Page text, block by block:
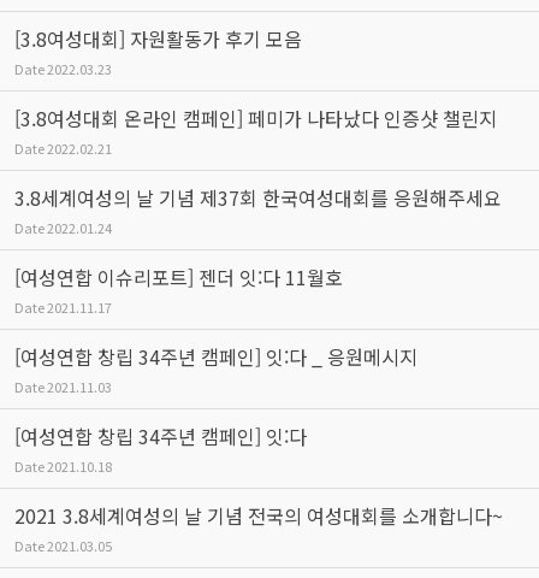
[3.8여성대회] 자원활동가 후기 모음
Date2022.03.23
[3.8여성대회 온라인 캠페인] 페미가 나타났다 인증샷 챌린지
Date2022.02.21
3.8세계여성의 날 기념 제37회 한국여성대회를 응원해주세요
Date2022.01.24
[여성연합 이슈리포트] 젠더 잇:다 11월호
Date2021.11.17
[여성연합 창립 34주년 캠페인] 잇:다 _ 응원메시지
Date2021.11.03
[여성연합 창립 34주년 캠페인] 잇:다
Date2021.10.18
2021 3.8세계여성의 날 기념 전국의 여성대회를 소개합니다~
Date2021.03.05